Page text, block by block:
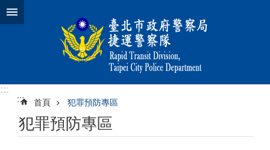
跳到主要內容區塊
:::
:::
首頁 犯罪預防專區
犯罪預防專區